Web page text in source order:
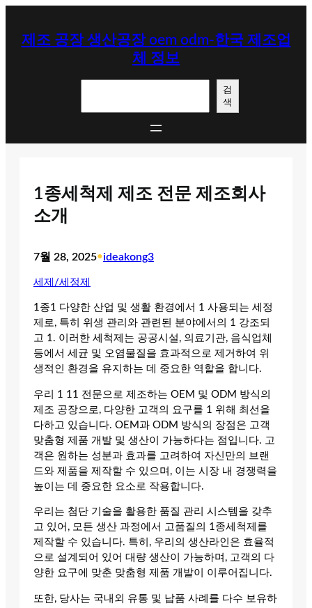
제조 공장 생산공장 oem odm-한국 제조업
체 정보
검
색
1종세척제 제조 전문 제조회사
소개
7월 28, 2025•ideakong3
세제/세정제
1종1 다양한 산업 및 생활 환경에서 1 사용되는 세정
제로, 특히 위생 관리와 관련된 분야에서의 1 강조되
고 1. 이러한 세척제는 공공시설, 의료기관, 음식업체
등에서 세균 및 오염물질을 효과적으로 제거하여 위
생적인 환경을 유지하는 데 중요한 역할을 합니다.
우리 1 11 전문으로 제조하는 OEM 및 ODM 방식의
제조 공장으로, 다양한 고객의 요구를 1 위해 최선을
다하고 있습니다. OEM과 ODM 방식의 장점은 고객
맞춤형 제품 개발 및 생산이 가능하다는 점입니다. 고
객은 원하는 성분과 효과를 고려하여 자신만의 브랜
드와 제품을 제작할 수 있으며, 이는 시장 내 경쟁력을
높이는 데 중요한 요소로 작용합니다.
우리는 첨단 기술을 활용한 품질 관리 시스템을 갖추
고 있어, 모든 생산 과정에서 고품질의 1종세척제를
제작할 수 있습니다. 특히, 우리의 생산라인은 효율적
으로 설계되어 있어 대량 생산이 가능하며, 고객의 다
양한 요구에 맞춘 맞춤형 제품 개발이 이루어집니다.
또한, 당사는 국내외 유통 및 납품 사례를 다수 보유하